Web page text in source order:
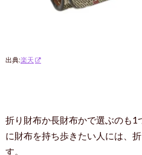
出典:楽天
折り財布か長財布かで選ぶのも1
に財布を持ち歩きたい人には、
す。